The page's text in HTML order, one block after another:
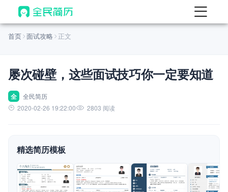
首页
AI 生成简历
AI 优化简历
AI 翻译简历
AI 模拟面试
面试自我介绍
AI 职场工具 New
首页 面试攻略 正文
屡次碰壁，这些面试技巧你一定要知道
全
全民简历
2020-02-26 19:22:00
2803 阅读
精选简历模板